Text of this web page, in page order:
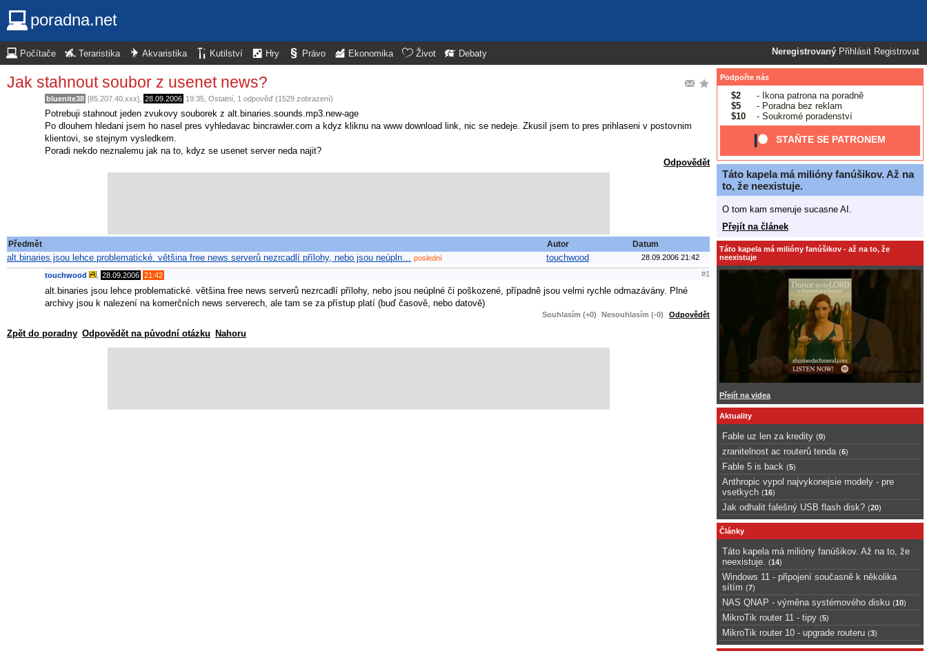
poradna.net
Neregistrovaný Přihlásit Registrovat
Počítače Teraristika Akvaristika Kutilství Hry Právo Ekonomika Život Debaty
Jak stahnout soubor z usenet news?
bluenite38 [85.207.40.xxx], 28.09.2006 19:35 Ostatní , 1 odpověď (1529 zobrazení)
Potrebuji stahnout jeden zvukovy souborek z alt.binaries.sounds.mp3.new-age
Po dlouhem hledani jsem ho nasel pres vyhledavac bincrawler.com a kdyz kliknu na www download link, nic se nedeje. Zkusil jsem to pres prihlaseni v postovnim
klientovi, se stejnym vysledkem.
Poradi nekdo neznalemu jak na to, kdyz se usenet server neda najit?
Odpovědět
Předmět Autor Datum
alt.binaries jsou lehce problematické. většina free news serverů nezrcadlí přílohy, nebo jsou neúpln… poslední touchwood 28.09.2006 21:42
touchwood 28.09.2006 21:42 #1
alt.binaries jsou lehce problematické. většina free news serverů nezrcadlí přílohy, nebo jsou neúplné či poškozené, případně jsou velmi rychle odmazávány. Plné
archivy jsou k nalezení na komerčních news serverech, ale tam se za přístup platí (buď časově, nebo datově)
Souhlasím (+0) Nesouhlasím (-0) Odpovědět
Zpět do poradny Odpovědět na původní otázku Nahoru
Podpořte nás
$2
- Ikona patrona na poradně
$5
- Poradna bez reklam
$10
- Soukromé poradenství
STAŇTE SE PATRONEM
Táto kapela má milióny fanúšikov. Až na
to, že neexistuje.
O tom kam smeruje sucasne AI.
Přejít na článek
Táto kapela má milióny fanúšikov - až na to, že
neexistuje
Přejít na videa
Aktuality
Fable uz len za kredity (0)
zranitelnost ac routerů tenda (6)
Fable 5 is back (5)
Anthropic vypol najvykonejsie modely - pre
vsetkych (16)
Jak odhalit falešný USB flash disk? (20)
Články
Táto kapela má milióny fanúšikov. Až na to, že
neexistuje.
(14)
Windows 11 - připojení současně k několika
sítím (7)
NAS QNAP - výměna systémového disku (10)
MikroTik router 11 - tipy (5)
MikroTik router 10 - upgrade routeru (3)